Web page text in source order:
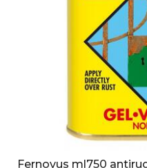
Fernovus ml750